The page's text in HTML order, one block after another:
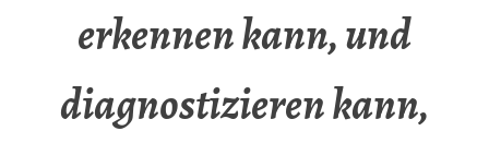
erkennen kann, und
diagnostizieren kann,